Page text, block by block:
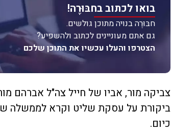
בואו לכתוב בחבּוּרֶה!
חבּוּרֶה בנויה מתוכן גולשים.
גם אתם מעוניינים לכתוב ולהשפיע?
הצטרפו והעלו עכשיו את התוכן שלכם
ביקורת על עסקת שליט וקרא לממשלה
כיום.